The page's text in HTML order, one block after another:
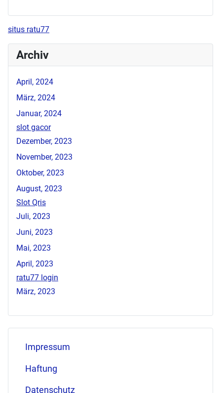
situs ratu77
Archiv
April, 2024
März, 2024
Januar, 2024
slot gacor
Dezember, 2023
November, 2023
Oktober, 2023
August, 2023
Slot Qris
Juli, 2023
Juni, 2023
Mai, 2023
April, 2023
ratu77 login
März, 2023
Impressum
Haftung
Datenschutz